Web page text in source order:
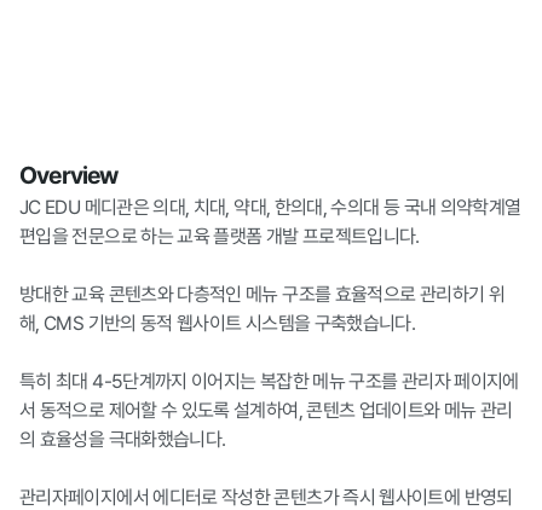
Overview
JC EDU 메디관은 의대, 치대, 약대, 한의대, 수의대 등 국내 의약학계열
편입을 전문으로 하는 교육 플랫폼 개발 프로젝트입니다.
방대한 교육 콘텐츠와 다층적인 메뉴 구조를 효율적으로 관리하기 위
해, CMS 기반의 동적 웹사이트 시스템을 구축했습니다.
특히 최대 4-5단계까지 이어지는 복잡한 메뉴 구조를 관리자 페이지에
서 동적으로 제어할 수 있도록 설계하여, 콘텐츠 업데이트와 메뉴 관리
의 효율성을 극대화했습니다.
관리자페이지에서 에디터로 작성한 콘텐츠가 즉시 웹사이트에 반영되